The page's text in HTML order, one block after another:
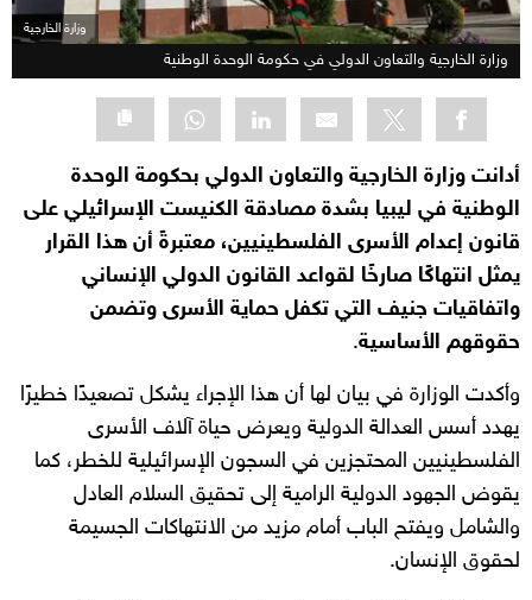
وزارة الخارجية
وزارة الخارجية والتعاون الدولي في حكومة الوحدة الوطنية
أدانت وزارة الخارجية والتعاون الدولي بحكومة الوحدة
الوطنية في ليبيا بشدة مصادقة الكنيست الإسرائيلي على
قانون إعدام الأسرى الفلسطينيين، معتبرةً أن هذا القرار
يمثل انتهاكًا صارخًا لقواعد القانون الدولي الإنساني
واتفاقيات جنيف التي تكفل حماية الأسرى وتضمن
حقوقهم الأساسية.
وأكدت الوزارة في بيان لها أن هذا الإجراء يشكل تصعيدًا خطيرًا
يهدد أسس العدالة الدولية ويعرض حياة آلاف الأسرى
الفلسطينيين المحتجزين في السجون الإسرائيلية للخطر، كما
يقوض الجهود الدولية الرامية إلى تحقيق السلام العادل
والشامل ويفتح الباب أمام مزيد من الانتهاكات الجسيمة
لحقوق الإنسان.